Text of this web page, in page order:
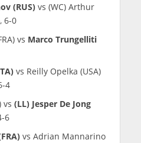
(RUS)vs (WC) Arthur
6-0
vs Marco Trungelliti
vs Reilly Opelka (USA)
4
vs (LL) Jesper De Jong
6
vs Adrian Mannarino